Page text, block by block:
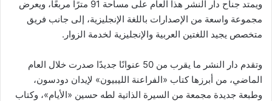
ويمتد جناح دار النشر هذا العام على مساحة 91 مترًا مربعًا، ويعرض
مجموعة واسعة من الإصدارات باللغة الإنجليزية، إلى جانب فريق
متخصص يجيد اللغتين العربية والإنجليزية لخدمة الزوار.
وتقدم دار النشر ما يقرب من 50 عنوانًا جديدًا صدرت خلال العام
الماضي، من أبرزها كتاب «الفراعنة الليبيون» لإيدان دودسون،
وطبعة جديدة مجمعة من السيرة الذاتية لطه حسين «الأيام»، وكتاب